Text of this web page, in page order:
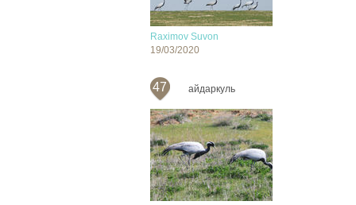
Raximov Suvon
19/03/2020
47 айдаркуль